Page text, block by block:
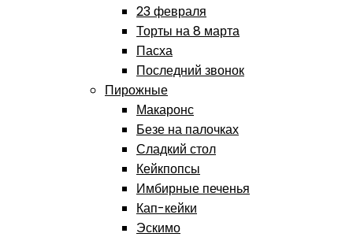
23 февраля
Торты на 8 марта
Пасха
Последний звонок
Пирожные
Макаронс
Безе на палочках
Сладкий стол
Кейкпопсы
Имбирные печенья
Кап-кейки
Эскимо